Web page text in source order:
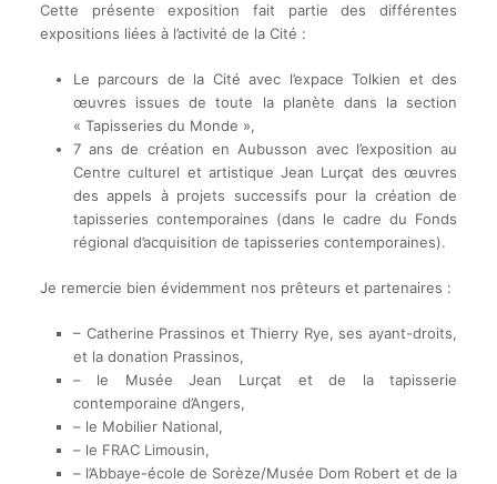
Cette présente exposition fait partie des différentes
expositions liées à l’activité de la Cité :
Le parcours de la Cité avec l’expace Tolkien et des
œuvres issues de toute la planète dans la section
« Tapisseries du Monde »,
7 ans de création en Aubusson avec l’exposition au
Centre culturel et artistique Jean Lurçat des œuvres
des appels à projets successifs pour la création de
tapisseries contemporaines (dans le cadre du Fonds
régional d’acquisition de tapisseries contemporaines).
Je remercie bien évidemment nos prêteurs et partenaires :
– Catherine Prassinos et Thierry Rye, ses ayant-droits,
et la donation Prassinos,
– le Musée Jean Lurçat et de la tapisserie
contemporaine d’Angers,
– le Mobilier National,
– le FRAC Limousin,
– l’Abbaye-école de Sorèze/Musée Dom Robert et de la